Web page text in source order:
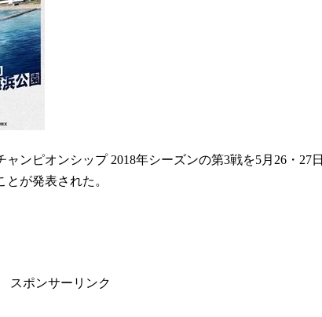
ンピオンシップ 2018年シーズンの第3戦を5月26・27日
が発表された。
スポンサーリンク